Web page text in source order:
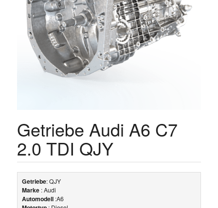
Getriebe Audi A6 C7
2.0 TDI QJY
Getriebe: QJY
Marke : Audi
Automodell :A6